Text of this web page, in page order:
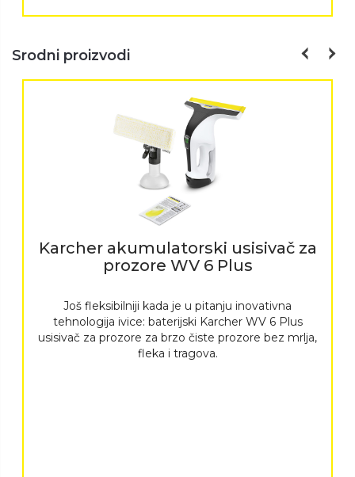
Srodni proizvodi
Karcher akumulatorski usisivač za
prozore WV 6 Plus
Još fleksibilniji kada je u pitanju inovativna
tehnologija ivice: baterijski Karcher WV 6 Plus
usisivač za prozore za brzo čiste prozore bez mrlja,
fleka i tragova.